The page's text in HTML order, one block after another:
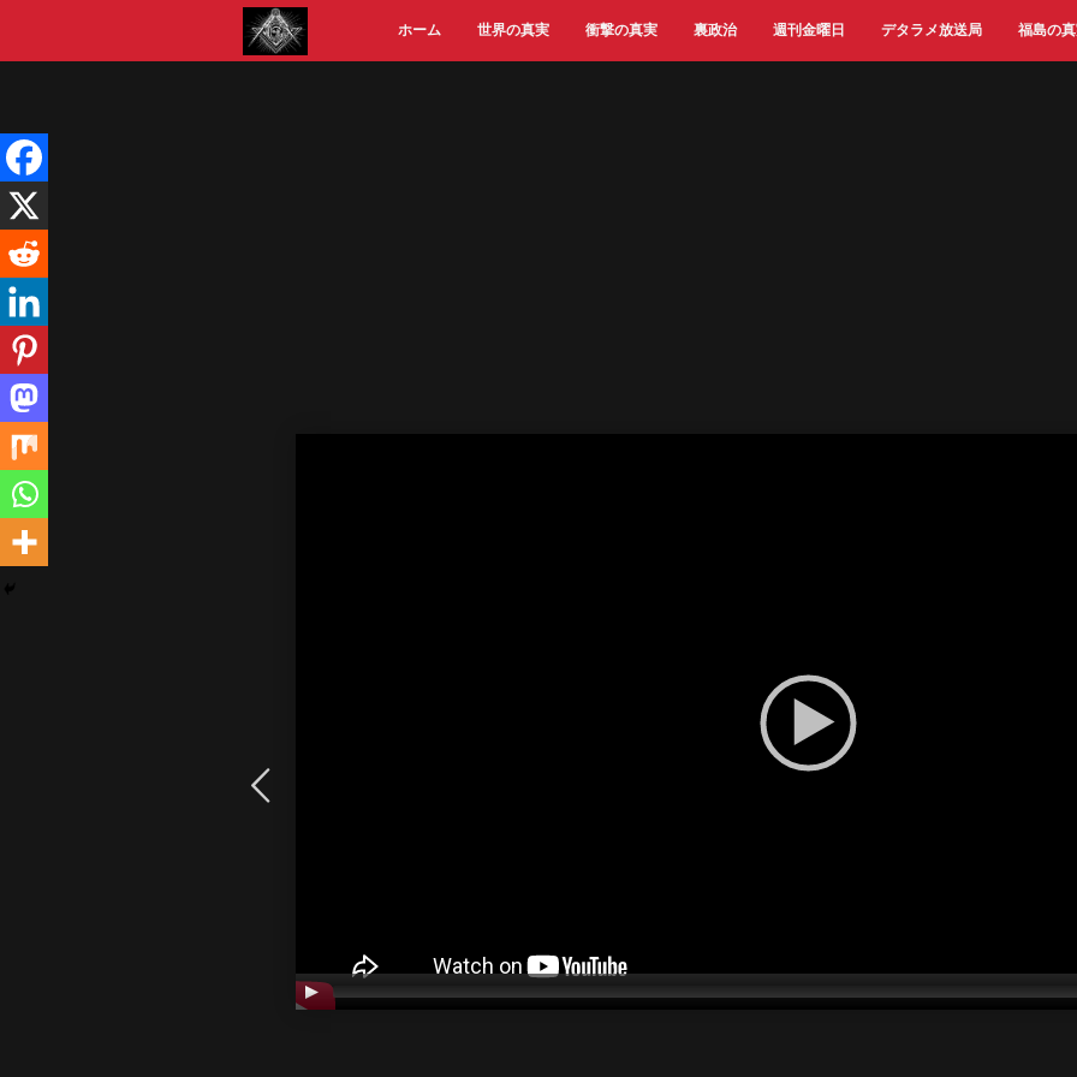
ホーム 世界の真実 衝撃の真実 裏政治 週刊金曜日 デタラメ放送局 福島の